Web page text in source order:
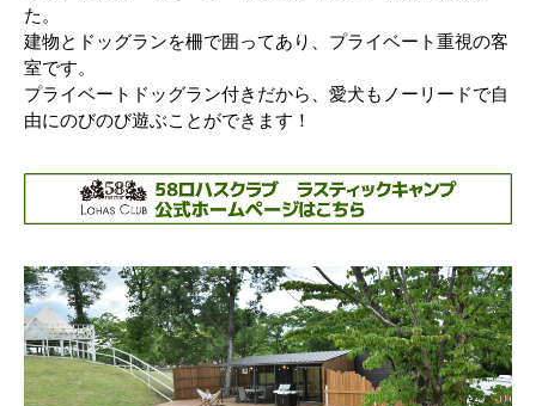
た。
建物とドッグランを柵で囲ってあり、プライベート重視の客
室です。
プライベートドッグラン付きだから、愛犬もノーリードで自
由にのびのび遊ぶことができます！